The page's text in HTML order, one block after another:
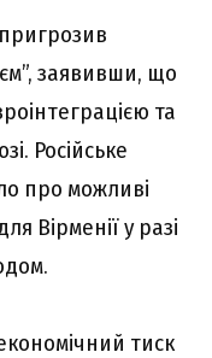
заявивши, що
та
Російське
про можливі
Вірменії у разі
тиск